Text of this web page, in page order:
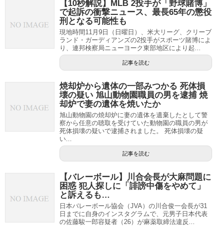
【10秒解説】MLB 2投手が「野球賭博」
で起訴の衝撃ニュース、最長65年の懲役
刑となる可能性も
現地時間11月9日（日曜日）、米大リーグ、クリーブ
ランド・ガーディアンズの2投手がスポーツ賭博によ
り、連邦検察局ニューヨーク東部地区により起...
記事を読む
焼却炉から遺体の一部みつかる 死体損
壊の疑い 旭山動物園職員の男を逮捕 焼
却炉で妻の遺体を焼いたか
旭山動物園の焼却炉に妻の遺体を遺棄したとして警
察から任意の聴取を受けていた動物園の職員の男が
死体損壊の疑いで逮捕されました。 死体損壊の疑
い...
記事を読む
【バレーボール】川合会長が大麻問題に
困惑 犯人探しに「誹謗中傷をやめて」
と訴えるも…
日本バレーボール協会（JVA）の川合俊一会長が31
日までに自身のインスタグラムで、元男子日本代表
の佐藤駿一郎容疑者（26）が麻薬取締法違反...